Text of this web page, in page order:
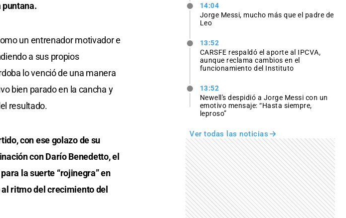
un entrenador motivador e
a sus propios
lo venció de una manera
bien parado en la cancha y
resultado.
con ese golazo de su
con Darío Benedetto, el
la suerte “rojinegra” en
ritmo del crecimiento del
14:04
Jorge Messi, mucho más que el padre de
Leo
13:52
CARSFE respaldó el aporte al IPCVA,
aunque reclama cambios en el
funcionamiento del Instituto
13:52
Newell's despidió a Jorge Messi con un
emotivo mensaje: “Hasta siempre,
leproso”
Ver todas las noticias